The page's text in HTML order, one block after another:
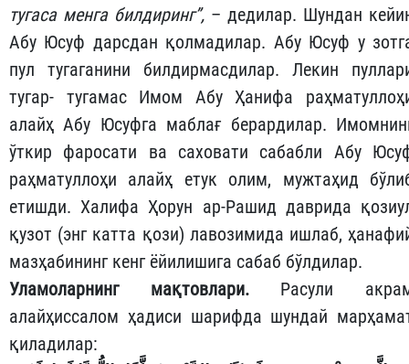
тугаса менга билдиринг”, – дедилар. Шундан
Абу Юсуф дарсдан қолмадилар. Абу Юсуф у
пул тугаганини билдирмасдилар. Лекин
тугар- тугамас Имом Абу Ҳанифа
алайҳ Абу Юсуфга маблағ берардилар.
ўткир фаросати ва саховати сабабли Абу
раҳматуллоҳи алайҳ етук олим, мужтаҳид
етишди. Халифа Ҳорун ар-Рашид даврида
қузот (энг катта қози) лавозимида ишлаб,
мазҳабининг кенг ёйилишига сабаб бўлдилар.
Уламоларнинг мақтовлари. Расули
алайҳиссалом ҳадиси шарифда шундай
қиладилар: